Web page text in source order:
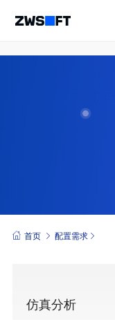
首页 配置需求
仿真分析